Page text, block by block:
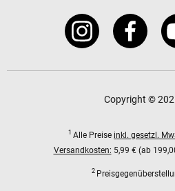
Copyright ©
1 Alle Preise inkl. gesetzl.
Versandkosten: 5,99 € (ab
2